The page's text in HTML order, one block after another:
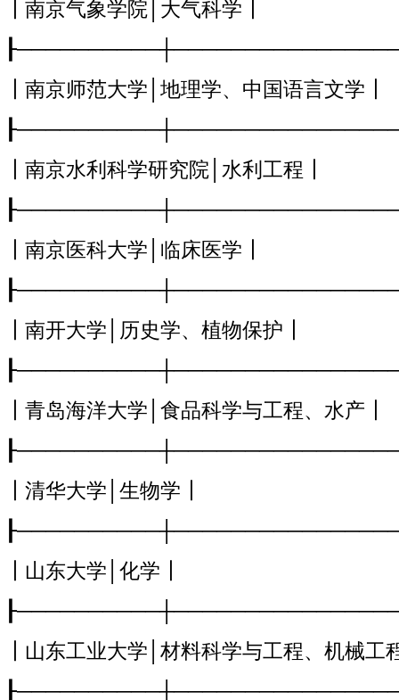
┃南京气象学院│大气科学┃
┃南京师范大学│地理学、中国语言文学┃
┃南京水利科学研究院│水利工程┃
┃南京医科大学│临床医学┃
┃南开大学│历史学、植物保护┃
┃青岛海洋大学│食品科学与工程、水产┃
┃清华大学│生物学┃
┃山东大学│化学┃
┃山东工业大学│材料科学与工程、机械工